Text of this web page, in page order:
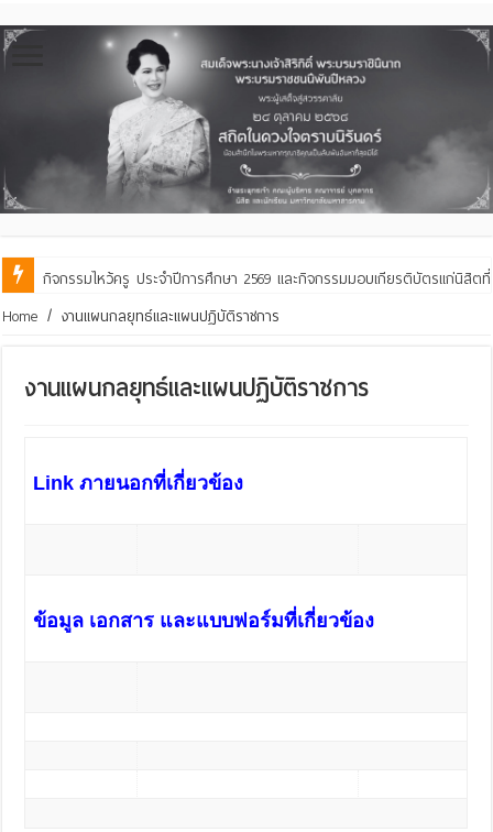
กิจกรรมไหว้ครู ประจำปีการศึกษา 2569 และกิจกรรมมอบเกียรติบัตรแก่นิสิ
Home / งานแผนกลยุทธ์และแผนปฏิบัติราชการ
งานแผนกลยุทธ์และแผนปฏิบัติราชการ
Link ภายนอกที่เกี่ยวข้อง
ข้อมูล เอกสาร และแบบฟอร์มที่เกี่ยวข้อง